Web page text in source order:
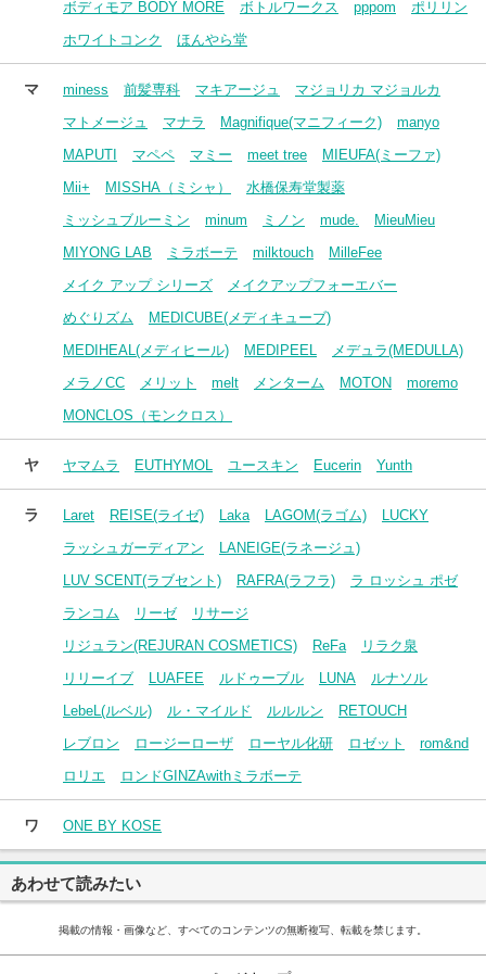
ボディモア BODY MORE
ボトルワークス pppom
ポリリン
ホワイトコンク
ほんやら堂
マ miness 前髪専科 マキアージュ
マジョリカ マジョルカ
マトメージュ
マナラ Magnifique(マニフィーク)
manyo
MAPUTI
マペペ マミー meet tree
MIEUFA(ミーファ)
Mii+
MISSHA（ミシャ）
水橋保寿堂製薬
ミッシュブルーミン
minum ミノン mude.
MieuMieu
MIYONG LAB
ミラボーテ milktouch
MilleFee
メイク アップ シリーズ
メイクアップフォーエバー
めぐりズム
MEDICUBE(メディキューブ)
MEDIHEAL(メディヒール)
MEDIPEEL
メデュラ(MEDULLA)
メラノCC
メリット melt メンターム MOTON
moremo
MONCLOS（モンクロス）
ヤ ヤマムラ EUTHYMOL ユースキン Eucerin Yunth
ラ Laret REISE(ライゼ) Laka LAGOM(ラゴム)
LUCKY
ラッシュガーディアン
LANEIGE(ラネージュ)
LUV SCENT(ラブセント)
RAFRA(ラフラ)
ラ ロッシュ ポゼ
ランコム
リーゼ
リサージ
リジュラン(REJURAN COSMETICS)
ReFa
リラク泉
リリーイブ
LUAFEE ルドゥーブル LUNA
ルナソル
LebeL(ルベル)
ル・マイルド ルルルン
RETOUCH
レブロン
ロージーローザ ローヤル化研 ロゼット
rom&nd
ロリエ
ロンドGINZAwithミラボーテ
ワ ONE BY KOSE
あわせて読みたい
掲載の情報・画像など、すべてのコンテンツの無断複写、転載を禁じます。